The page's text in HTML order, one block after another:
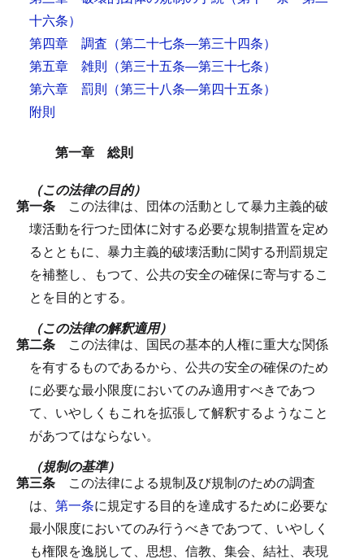
十六条）
第四章 調査 （第二十七条―第三十四条）
第五章 雑則 （第三十五条―第三十七条）
第六章 罰則 （第三十八条―第四十五条）
附則
第一章 総則
（この法律の目的）
第一条 この法律は、団体の活動として暴力主義的破
壊活動を行つた団体に対する必要な規制措置を定め
るとともに、暴力主義的破壊活動に関する刑罰規定
を補整し、もつて、公共の安全の確保に寄与するこ
とを目的とする。
（この法律の解釈適用）
第二条 この法律は、国民の基本的人権に重大な関係
を有するものであるから、公共の安全の確保のため
に必要な最小限度においてのみ適用すべきであつ
て、いやしくもこれを拡張して解釈するようなこと
があつてはならない。
（規制の基準）
第三条 この法律による規制及び規制のための調査
は、 第一条に規定する目的を達成するために必要な
最小限度においてのみ行うべきであつて、いやしく
も権限を逸脱して、思想、信教、集会、結社、表現